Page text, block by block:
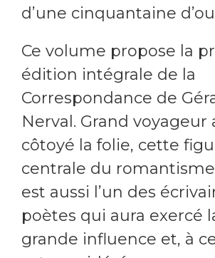
d’une cinquantaine
Ce volume propose la
édition intégrale de la
Correspondance de
Nerval. Grand voyageur
côtoyé la folie, cette
centrale du
est aussi l’un des
poètes qui aura exercé
grande influence et, à